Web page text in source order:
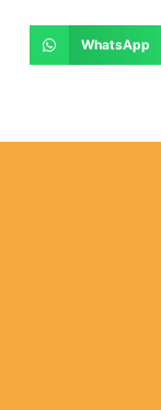
WhatsApp